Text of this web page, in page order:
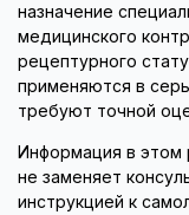
назначение
медицинского
рецептурного
применяются в
требуют точной
Информация в этом
не заменяет
инструкцией к